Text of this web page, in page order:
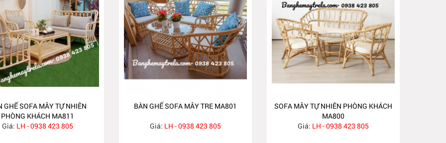
GHẾ SOFA MÂY TỰ NHIÊN
PHÒNG KHÁCH MA811
Giá: LH - 0938 423 805
BÀN GHẾ SOFA MÂY TRE MA801
Giá: LH - 0938 423 805
SOFA MÂY TỰ NHIÊN PHÒNG KHÁCH
MA800
Giá: LH - 0938 423 805